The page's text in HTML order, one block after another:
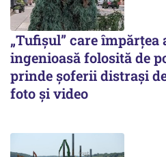
„Tufișul” care împărțea
ingenioasă folosită de
prinde șoferii distrași
foto și video